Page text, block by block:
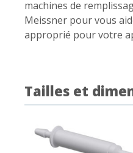
machines de
Meissner pour vous
approprié pour votre
Tailles et